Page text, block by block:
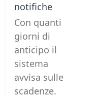
notifiche
Con quanti
giorni di
anticipo il
sistema
avvisa sulle
scadenze.